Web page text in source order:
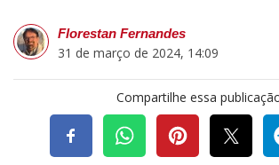
Florestan Fernandes
31 de março de 2024, 14:09
Compartilhe essa